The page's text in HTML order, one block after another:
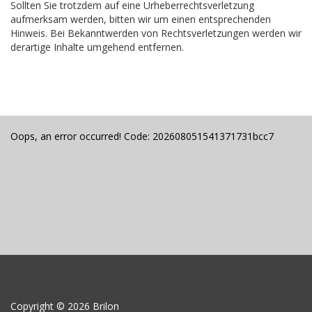
Sollten Sie trotzdem auf eine Urheberrechtsverletzung
aufmerksam werden, bitten wir um einen entsprechenden
Hinweis. Bei Bekanntwerden von Rechtsverletzungen werden wir
derartige Inhalte umgehend entfernen.
Oops, an error occurred! Code: 202608051541371731bcc7
Copyright © 2026 Brilon